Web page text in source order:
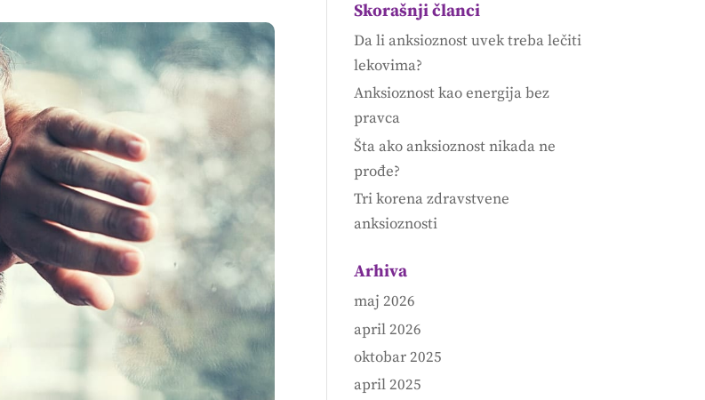
Skorašnji članci
Da li anksioznost uvek treba lečiti
lekovima?
Anksioznost kao energija bez
pravca
Šta ako anksioznost nikada ne
prođe?
Tri korena zdravstvene
anksioznosti
Arhiva
maj 2026
april 2026
oktobar 2025
april 2025